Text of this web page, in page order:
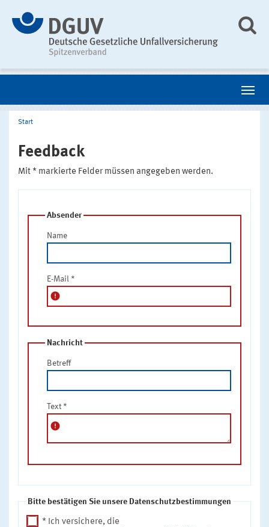
Start
Feedback
Mit * markierte Felder müssen angegeben werden.
Absender
Name
E-Mail *
error
Nachricht
Betreff
Text *
error
Bitte bestätigen Sie unsere Datenschutzbestimmungen
* Ich versichere, die